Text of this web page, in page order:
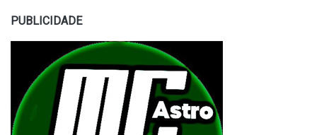
PUBLICIDADE